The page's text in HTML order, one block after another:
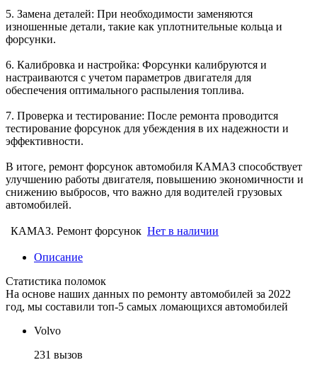
5. Замена деталей: При необходимости заменяются
изношенные детали, такие как уплотнительные кольца и
форсунки.
6. Калибровка и настройка: Форсунки калибруются и
настраиваются с учетом параметров двигателя для
обеспечения оптимального распыления топлива.
7. Проверка и тестирование: После ремонта проводится
тестирование форсунок для убеждения в их надежности и
эффективности.
В итоге, ремонт форсунок автомобиля КАМАЗ способствует
улучшению работы двигателя, повышению экономичности и
снижению выбросов, что важно для водителей грузовых
автомобилей.
КАМАЗ. Ремонт форсунок Нет в наличии
Описание
Статистика поломок
На основе наших данных по ремонту автомобилей за 2022
год, мы составили топ-5 самых ломающихся автомобилей
Volvo
231 вызов